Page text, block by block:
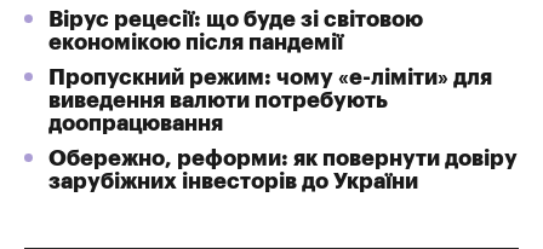
Вірус рецесії: що буде зі світовою
економікою після пандемії
Пропускний режим: чому «е-ліміти» для
виведення валюти потребують
доопрацювання
Обережно, реформи: як повернути довіру
зарубіжних інвесторів до України